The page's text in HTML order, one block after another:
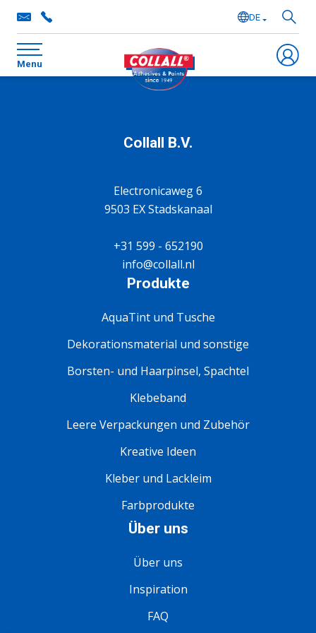
DE
Menu
Collall B.V.
Electronicaweg 6
9503 EX Stadskanaal
+31 599 - 652190
info@collall.nl
Produkte
AquaTint und Tusche
Dekorationsmaterial und sonstige
Borsten- und Haarpinsel, Spachtel
Klebeband
Leere Verpackungen und Zubehör
Kreative Ideen
Kleber und Lackleim
Farbprodukte
Über uns
Über uns
Inspiration
FAQ